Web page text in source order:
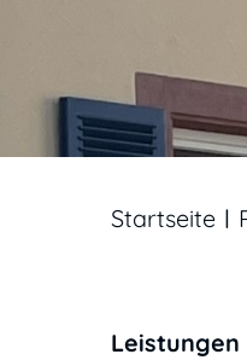
Startseite
Leistungen